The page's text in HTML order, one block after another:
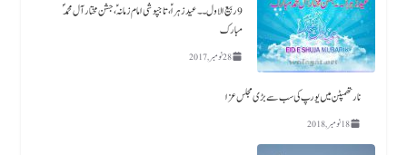
9 ربیع الاول ۔۔ عید زہراؑ، تاجپوشی امام زمانہؑ ،جشن مختار آل محمدؐ
مبارک
28 نومبر, 2017
نارتھمپٹن میں یورپ کی سب سے بڑی مجلس عزا
18 نومبر, 2018